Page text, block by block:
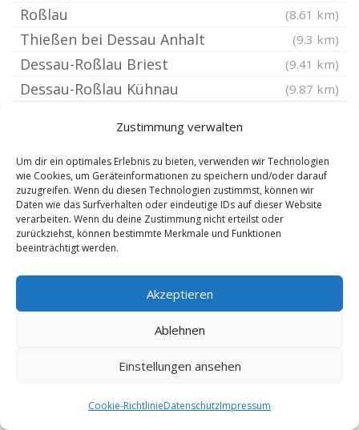
Zustimmung verwalten
Um dir ein optimales Erlebnis zu bieten, verwenden wir Technologien
wie Cookies, um Geräteinformationen zu speichern und/oder darauf
zuzugreifen. Wenn du diesen Technologien zustimmst, können wir
Daten wie das Surfverhalten oder eindeutige IDs auf dieser Website
verarbeiten. Wenn du deine Zustimmung nicht erteilst oder
zurückziehst, können bestimmte Merkmale und Funktionen
beeinträchtigt werden.
Akzeptieren
Ablehnen
Einstellungen ansehen
Cookie-RichtlinieDatenschutzImpressum
Roßlau (8.61 km)
Thießen bei Dessau Anhalt (9.3 km)
Dessau-Roßlau Briest (9.41 km)
Dessau-Roßlau Kühnau (9.87 km)
Dessau-Roßlau Zoberberg
Loburg bei Magdeburg (10.39 km)
Glinde bei Schönebeck (10.51 km)
Dessau-Roßlau Bahrendorf (10.75 km)
Dessau-Roßlau Siedlung (10.83 km)
Dessau-Roßlau Alten
Wespen (11.41 km)
Schweinitz bei Zerbst
Osternienburg